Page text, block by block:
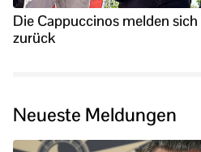
Die Cappuccinos melden
zurück
Neueste Meldungen